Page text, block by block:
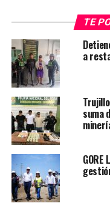
Otros implicados se
plazuela El Recreo.
TEMAS RELACIONADOS:
INSEGURIDAD
TRUJILLO
TE
a
suma